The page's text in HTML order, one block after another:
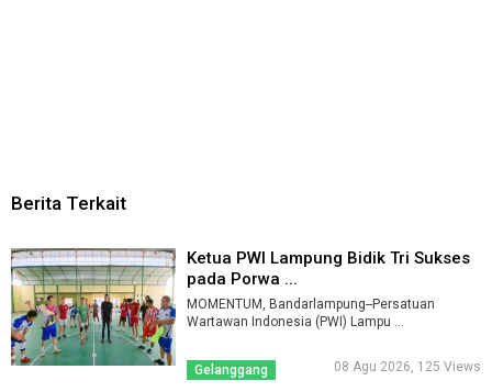
Berita Terkait
Ketua PWI Lampung Bidik Tri Sukses
pada Porwa ...
MOMENTUM, Bandarlampung--Persatuan
Wartawan Indonesia (PWI) Lampu ...
Gelanggang 08 Agu 2026, 125 Views